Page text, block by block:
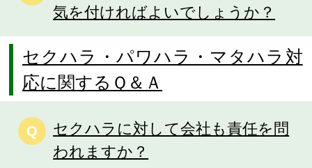
気を付ければよいでしょうか？
セクハラ・パワハラ・マタハラ対
応に関するＱ＆Ａ
Q
セクハラに対して会社も責任を問
われますか？